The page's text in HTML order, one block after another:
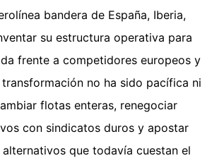
bandera de España, Iberia,
su estructura operativa para
frente a competidores europeos y
no ha sido pacífica ni
flotas enteras, renegociar
con sindicatos duros y apostar
que todavía cuestan el